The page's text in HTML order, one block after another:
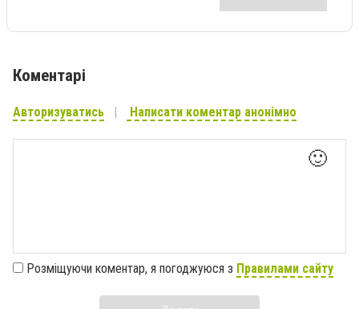
Коментарі
Авторизуватись Написати коментар анонімно
🙂
Розміщуючи коментар, я погоджуюся з Правилами сайту